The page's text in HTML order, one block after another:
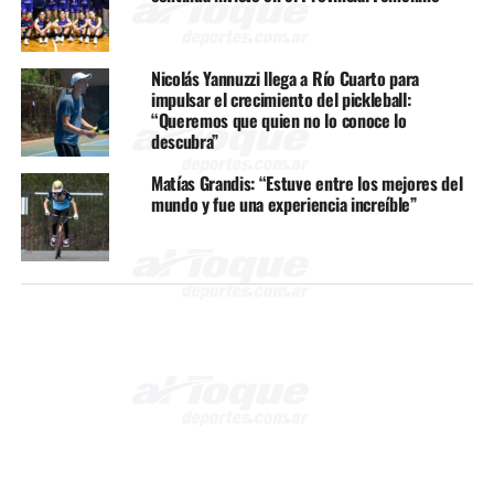
Nicolás Yannuzzi llega a Río Cuarto para
impulsar el crecimiento del pickleball:
“Queremos que quien no lo conoce lo
descubra”
Matías Grandis: “Estuve entre los mejores del
mundo y fue una experiencia increíble”